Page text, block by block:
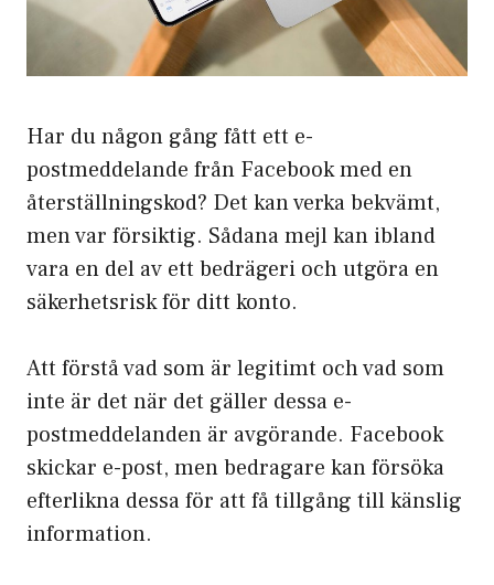
Har du någon gång fått ett e-
postmeddelande från Facebook med en
återställningskod? Det kan verka bekvämt,
men var försiktig. Sådana mejl kan ibland
vara en del av ett bedrägeri och utgöra en
säkerhetsrisk för ditt konto.
Att förstå vad som är legitimt och vad som
inte är det när det gäller dessa e-
postmeddelanden är avgörande. Facebook
skickar e-post, men bedragare kan försöka
efterlikna dessa för att få tillgång till känslig
information.